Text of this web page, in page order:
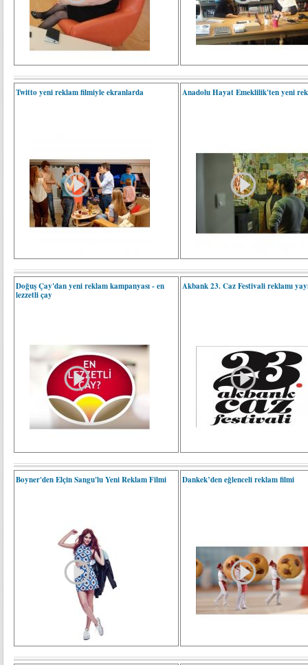
Twitto yeni reklam filmiyle ekranlarda Anadolu Hayat Emeklilik'ten yeni
Doğuş Çay'dan yeni reklam kampanyası - en
lezzetli çay
Akbank 23. Caz Festivali reklamı
Boyner'den Elçin Sangu'lu Yeni Reklam Filmi Dankek’den eğlenceli reklam filmi